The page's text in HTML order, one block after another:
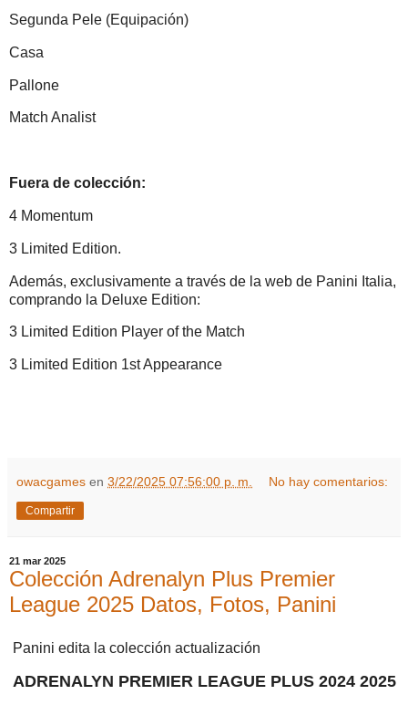
Segunda Pele (Equipación)
Casa
Pallone
Match Analist
Fuera de colección:
4 Momentum
3 Limited Edition.
Además, exclusivamente a través de la web de Panini Italia,
comprando la Deluxe Edition:
3 Limited Edition Player of the Match
3 Limited Edition 1st Appearance
owacgames en 3/22/2025 07:56:00 p. m. No hay comentarios:
Compartir
21 mar 2025
Colección Adrenalyn Plus Premier
League 2025 Datos, Fotos, Panini
Panini edita la colección actualización
ADRENALYN PREMIER LEAGUE PLUS 2024 2025